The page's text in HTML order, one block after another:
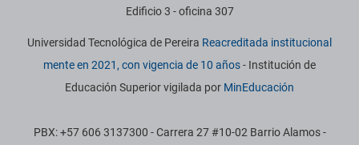
Edificio 3 - oficina 307
Universidad Tecnológica de Pereira Reacreditada institucional
mente en 2021, con vigencia de 10 años- Institución de
Educación Superior vigilada por MinEducación
PBX: +57 606 3137300 - Carrera 27 #10-02 Barrio Alamos -